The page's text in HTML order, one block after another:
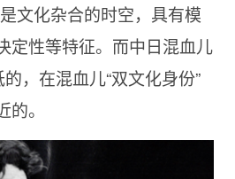
文化杂合的时空，具有模
定性等特征。而中日混血儿
，在混血儿“双文化身份”
。